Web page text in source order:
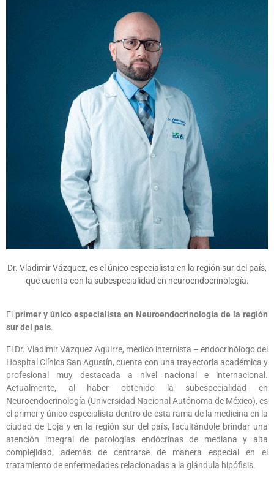
Dr. Vladimir Vázquez, es el único especialista en la región sur del país,
que cuenta con la subespecialidad en neuroendocrinología.
El primer y único especialista en Neuroendocrinología de la región
sur del país.
El Dr. Vladimir Vázquez Aguirre, médico internista – endocrinólogo del
Hospital Clínica San Agustín, cuenta con una trayectoria académica y
profesional muy destacada a nivel nacional e internacional.
Actualmente, al haber obtenido la subespecialidad en
Neuroendocrinología (Universidad Nacional Autónoma de México), es
el primer y único especialista dentro de esta rama de la medicina en la
ciudad de Loja y en la región sur del país, facultándole brindar una
atención integral de patologías endócrinas de mediana y alta
complejidad, además de centrarse de manera especial en el
tratamiento de enfermedades relacionadas a la glándula hipófisis.